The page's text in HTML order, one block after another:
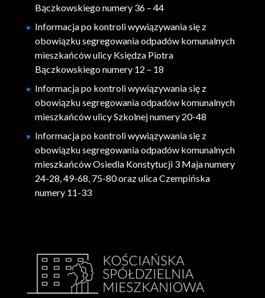
Bączkowskiego numery 36 – 44
Informacja po kontroli wywiązywania się z
obowiązku segregowania odpadów komunalnych
mieszkańców ulicy Księdza Piotra
Bączkowskiego numery 12 – 18
Informacja po kontroli wywiązywania się z
obowiązku segregowania odpadów komunalnych
mieszkańców ulicy Szkolnej numery 20-48
Informacja po kontroli wywiązywania się z
obowiązku segregowania odpadów komunalnych
mieszkańców Osiedla Konstytucji 3 Maja numery
24-28, 49-68, 75-80 oraz ulica Czempińska
numery 11-33